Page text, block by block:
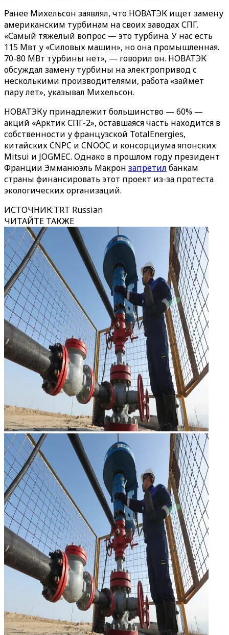
Ранее Михельсон заявлял, что НОВАТЭК ищет замену
американским турбинам на своих заводах СПГ.
«Самый тяжелый вопрос — это турбина. У нас есть
115 Мвт у «Силовых машин», но она промышленная.
70-80 МВт турбины нет», — говорил он. НОВАТЭК
обсуждал замену турбины на электропривод с
несколькими производителями, работа «займет
пару лет», указывал Михельсон.
НОВАТЭКу принадлежит большинство — 60% —
акций «Арктик СПГ-2», оставшаяся часть находится в
собственности у французской TotalEnergies,
китайских CNPC и CNOOC и консорциума японских
Mitsui и JOGMEC. Однако в прошлом году президент
Франции Эмманюэль Макрон запретил банкам
страны финансировать этот проект из-за протеста
экологических организаций.
ИСТОЧНИК:TRT Russian
ЧИТАЙТЕ ТАКЖЕ